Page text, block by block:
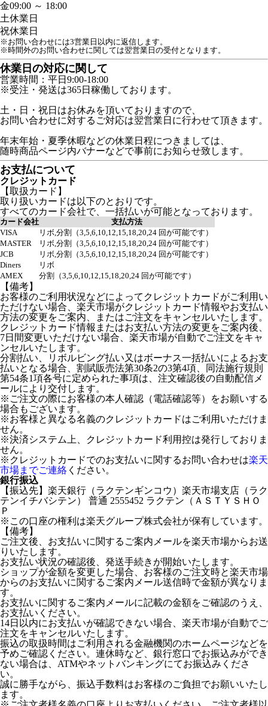
金09:00 ～ 18:00
土休業日
祝休業日
※お問い合わせには3営業日以内に返信します。
※時間外のお問い合わせに関しては翌営業日の受付となります。
休業日の対応に関して
営業時間：平日9:00-18:00
※受注・発送は365日稼働しております。
土・日・祝日はお休みを頂いておりますので、
お問い合わせに対するご対応は翌営業日に行わせて頂きます。
年末年始・夏季休暇などの休業日程につきましては、
随時商品ページ内バナーなどで事前にお知らせ致します。
お支払について
クレジットカード
【取扱カード】
取り扱いカードは以下のとおりです。
すべてのカード会社で、一括払いが可能となっております。
カード会社
支払方法
VISA
リボ,分割（3,5,6,10,12,15,18,20,24 回が可能です）
MASTER
リボ,分割（3,5,6,10,12,15,18,20,24 回が可能です）
JCB
リボ,分割（3,5,6,10,12,15,18,20,24 回が可能です）
Diners
リボ
AMEX
分割（3,5,6,10,12,15,18,20,24 回が可能です）
【備考】
お客様のご利用状況などによってクレジットカードがご利用い
ただけない場合、楽天市場がクレジットカード情報やお支払い
方法の変更をご案内、またはご注文をキャンセルいたします。
クレジットカード情報またはお支払い方法の変更をご案内後、
7日間変更いただけない場合、楽天市場が自動でご注文をキャ
ンセルいたします。
分割払い、リボルビング払い又はボーナス一括払いによるお支
払いとなる場合、割賦販売法第30条2の3第4項、同法施行規則
第54条1項各号に定められた事項は、注文確認後の自動配信メ
ールにより交付します。
※ご注文の際にお客様の本人確認（電話確認等）をお願いする
場合もございます。
※お客様と異なる名義のクレジットカードはご利用いただけま
せん。
※決済システム上、クレジットカード利用控は発行しておりま
せん。
※クレジットカードでのお支払いに関するお問い合わせは楽天
市場までご連絡 ください。
銀行振込
【振込先】楽天銀行（ラクテンギンコウ）楽天市場支店（ラク
テンイチバシテン） 普通 2555452 ラクテン（ＡＳＴＹＳＨＯ
Ｐ
※この口座の権利は楽天グループ株式会社が保有しています。
【備考】
ご注文後、お支払いに関するご案内メールを楽天市場からお送
りいたします。
お支払い状況の確認後、発送手続きが開始いたします。
ショップが金額を変更した場合、お客様のご注文時と楽天市場
からのお支払いに関するご案内メール送信時で金額が異なりま
す。
お支払いに関するご案内メールに記載の金額をご確認のうえ、
お支払いください。
14日以内にお支払いが確認できない場合、楽天市場が自動でご
注文をキャンセルいたします。
振込の取扱時間はご利用される金融機関のホームページなどを
予めご確認ください。連休時など、銀行窓口でお振込みができ
ない場合は、ATMやネットバンキングにてお振込みくださ
い。
誠に勝手ながら、振込手数料はお客様のご負担でお願いいたし
ます。